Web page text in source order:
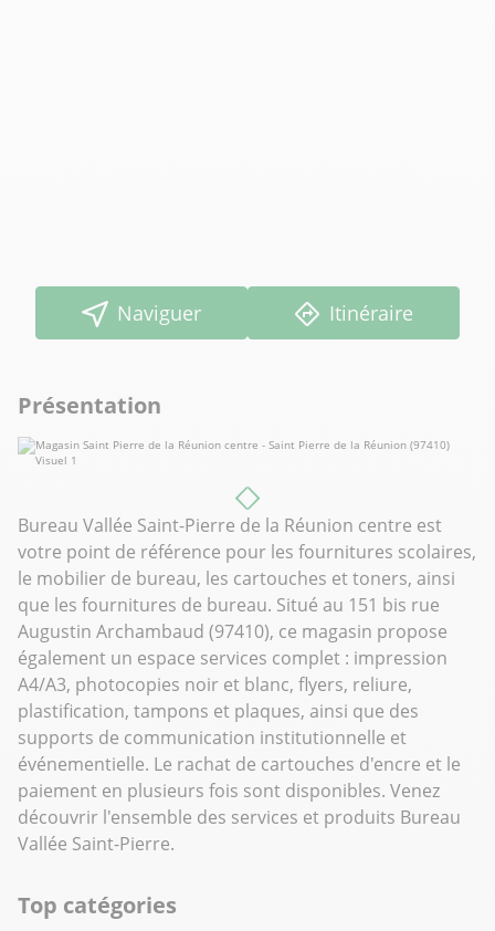
Naviguer Itinéraire
Présentation
Bureau Vallée Saint-Pierre de la Réunion centre est
votre point de référence pour les fournitures scolaires,
le mobilier de bureau, les cartouches et toners, ainsi
que les fournitures de bureau. Situé au 151 bis rue
Augustin Archambaud (97410), ce magasin propose
également un espace services complet : impression
A4/A3, photocopies noir et blanc, flyers, reliure,
plastification, tampons et plaques, ainsi que des
supports de communication institutionnelle et
événementielle. Le rachat de cartouches d'encre et le
paiement en plusieurs fois sont disponibles. Venez
découvrir l'ensemble des services et produits Bureau
Vallée Saint-Pierre.
Top catégories